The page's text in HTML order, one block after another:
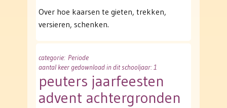
Over hoe kaarsen te gieten, trekken,
versieren, schenken.
categorie: Periode
aantal keer gedownload in dit schooljaar: 1
peuters jaarfeesten
advent achtergronden